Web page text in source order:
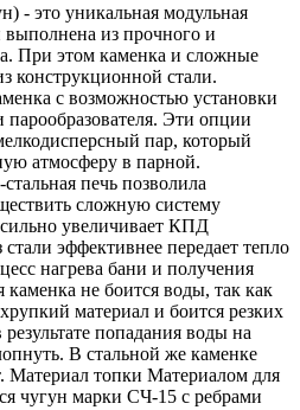
- это уникальная модульная
выполнена из прочного и
При этом каменка и сложные
конструкционной стали.
с возможностью установки
Эти опции
пар, который
атмосферу в парной.
печь позволила
сложную систему
увеличивает КПД
эффективнее передает тепло
нагрева бани и получения
каменка не боится воды, так как
материал и боится резких
попадания воды на
В стальной же каменке
Материал топки Материалом для
чугун марки СЧ-15 с ребрами